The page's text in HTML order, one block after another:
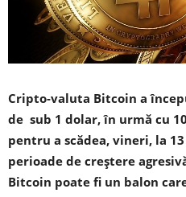
Cripto-valuta Bitcoin a
de sub 1 dolar, în urmă cu
pentru a scădea, vineri, la
perioade de creștere
Bitcoin poate fi un balon